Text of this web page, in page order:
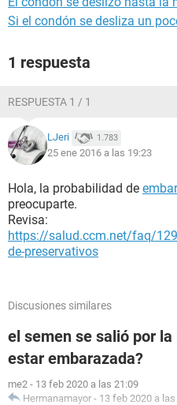
Si el condón se desliza un
1 respuesta
RESPUESTA 1 / 1
LJeri 1.783
25 ene 2016 a las 19:23
Hola, la probabilidad de
preocuparte.
Revisa:
https://salud.ccm.net/faq/
de-preservativos
Discusiones similares
el semen se salió por
estar embarazada?
me2 - 13 feb 2020 a las 21:09
Hermanamayor - 13 feb 2020 a